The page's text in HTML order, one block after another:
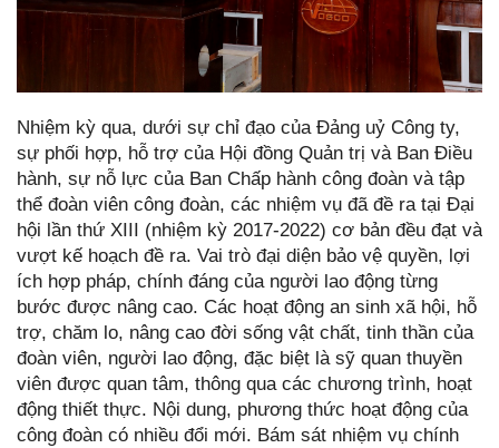
Nhiệm kỳ qua, dưới sự chỉ đạo của Đảng uỷ Công ty,
sự phối hợp, hỗ trợ của Hội đồng Quản trị và Ban Điều
hành, sự nỗ lực của Ban Chấp hành công đoàn và tập
thể đoàn viên công đoàn, các nhiệm vụ đã đề ra tại Đại
hội lần thứ XIII (nhiệm kỳ 2017-2022) cơ bản đều đạt và
vượt kế hoạch đề ra. Vai trò đại diện bảo vệ quyền, lợi
ích hợp pháp, chính đáng của người lao động từng
bước được nâng cao. Các hoạt động an sinh xã hội, hỗ
trợ, chăm lo, nâng cao đời sống vật chất, tinh thần của
đoàn viên, người lao động, đặc biệt là sỹ quan thuyền
viên được quan tâm, thông qua các chương trình, hoạt
động thiết thực. Nội dung, phương thức hoạt động của
công đoàn có nhiều đổi mới. Bám sát nhiệm vụ chính